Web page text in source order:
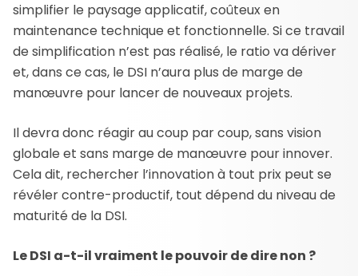
simplifier le paysage applicatif, coûteux en
maintenance technique et fonctionnelle. Si ce travail
de simplification n’est pas réalisé, le ratio va dériver
et, dans ce cas, le DSI n’aura plus de marge de
manœuvre pour lancer de nouveaux projets.
Il devra donc réagir au coup par coup, sans vision
globale et sans marge de manœuvre pour innover.
Cela dit, rechercher l’innovation à tout prix peut se
révéler contre-productif, tout dépend du niveau de
maturité de la DSI.
Le DSI a-t-il vraiment le pouvoir de dire non ?